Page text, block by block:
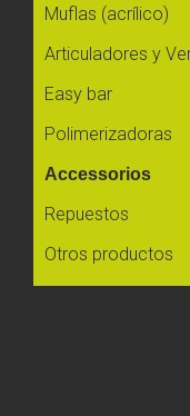
Muflas (acrílico)
Articuladores y
Easy bar
Polimerizadoras
Accessorios
Repuestos
Otros productos